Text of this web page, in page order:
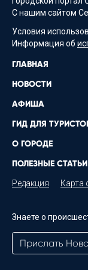
С нашим сайтом
Условия
Информация об
ГЛАВНАЯ
НОВОСТИ
АФИША
ГИД ДЛЯ
О ГОРОДЕ
ПОЛЕЗНЫЕ СТАТЬИ
Редакция Карта
Знаете о
Прислать